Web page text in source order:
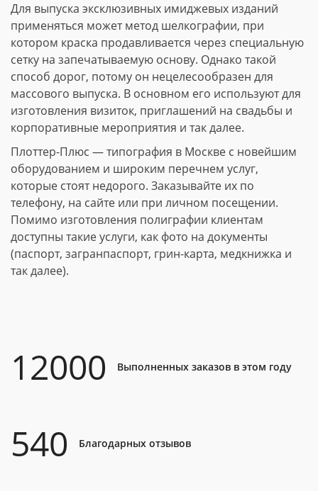
Для выпуска эксклюзивных имиджевых изданий
применяться может метод шелкографии, при
котором краска продавливается через специальную
сетку на запечатываемую основу. Однако такой
способ дорог, потому он нецелесообразен для
массового выпуска. В основном его используют для
изготовления визиток, приглашений на свадьбы и
корпоративные мероприятия и так далее.
Плоттер-Плюс — типография в Москве с новейшим
оборудованием и широким перечнем услуг,
которые стоят недорого. Заказывайте их по
телефону, на сайте или при личном посещении.
Помимо изготовления полиграфии клиентам
доступны такие услуги, как фото на документы
(паспорт, загранпаспорт, грин-карта, медкнижка и
так далее).
12000 Выполненных заказов в этом году
540 Благодарных отзывов